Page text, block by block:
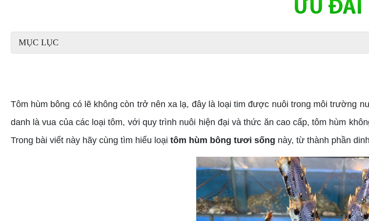
ƯU ĐÃI
MỤC LỤC
Tôm hùm bông có lẽ không còn trở nên xa lạ, đây là loại tim được nuôi trong môi trường
danh là vua của các loại tôm, với quy trình nuôi hiện đại và thức ăn cao cấp, tôm hùm
Trong bài viết này hãy cùng tìm hiểu loại tôm hùm bông tươi sống này, từ thành phần